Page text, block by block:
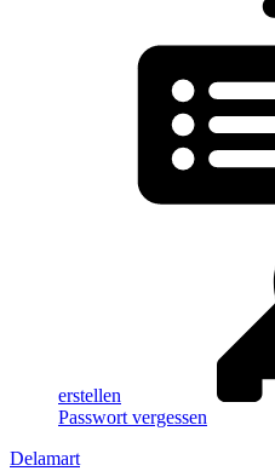
erstellen
Passwort vergessen
Delamart